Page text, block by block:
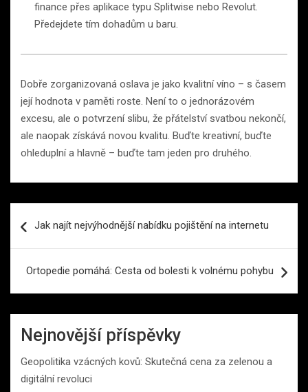
finance přes aplikace typu Splitwise nebo Revolut.
Předejdete tím dohadům u baru.
Dobře zorganizovaná oslava je jako kvalitní víno – s časem
její hodnota v paměti roste. Není to o jednorázovém
excesu, ale o potvrzení slibu, že přátelství svatbou nekončí,
ale naopak získává novou kvalitu. Buďte kreativní, buďte
ohleduplní a hlavně – buďte tam jeden pro druhého.
proJak najít nejvýhodnější nabídku pojištění na internetu
Ortopedie pomáhá: Cesta od bolesti k volnému pohybu
Nejnovější příspěvky
Geopolitika vzácných kovů: Skutečná cena za zelenou a
digitální revoluci